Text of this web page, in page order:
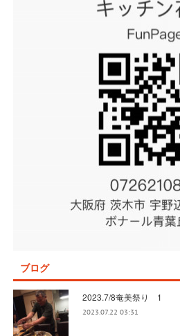
ブログ
2023.7/8奄美祭り 1
2023.07.22 03:31